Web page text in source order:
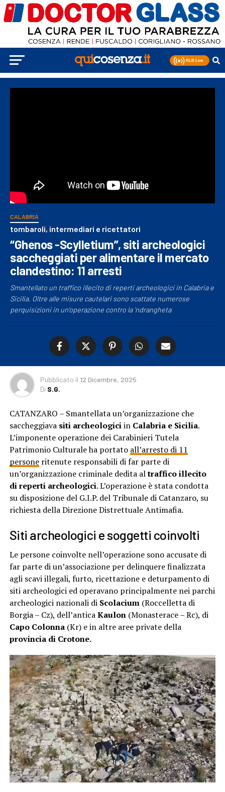
CALABRIA
tombaroli, intermediari e ricettatori
“Ghenos -Scylletium”, siti archeologici
saccheggiati per alimentare il mercato
clandestino: 11 arresti
Smantellato un traffico illecito di reperti archeologici in Calabria e
Sicilia. Oltre alle misure cautelari sono scattate numerose
perquisizioni in un’operazione contro la ‘ndrangheta
Pubblicato il 12 Dicembre, 2025
Di S.G.
CATANZARO – Smantellata un’organizzazione che
saccheggiava siti archeologiciin Calabria e Sicilia.
L’imponente operazione dei Carabinieri Tutela
Patrimonio Culturale ha portato all’arresto di 11
personeritenute responsabili di far parte di
un’organizzazione criminale dedita altraffico illecito
di reperti archeologici. L’operazione è stata condotta
su disposizione del G.I.P. del Tribunale di Catanzaro, su
richiesta della Direzione Distrettuale Antimafia.
Siti archeologici e soggetti coinvolti
Le persone coinvolte nell’operazione sono accusate di
far parte di un’associazione per delinquere finalizzata
agli scavi illegali, furto, ricettazione e deturpamento di
siti archeologici ed operavano principalmente nei parchi
archeologici nazionali di Scolacium(Roccelletta di
Borgia – Cz), dell’anticaKaulon(Monasterace – Rc), di
Capo Colonna(Kr) e in altre aree private della
provincia di Crotone.